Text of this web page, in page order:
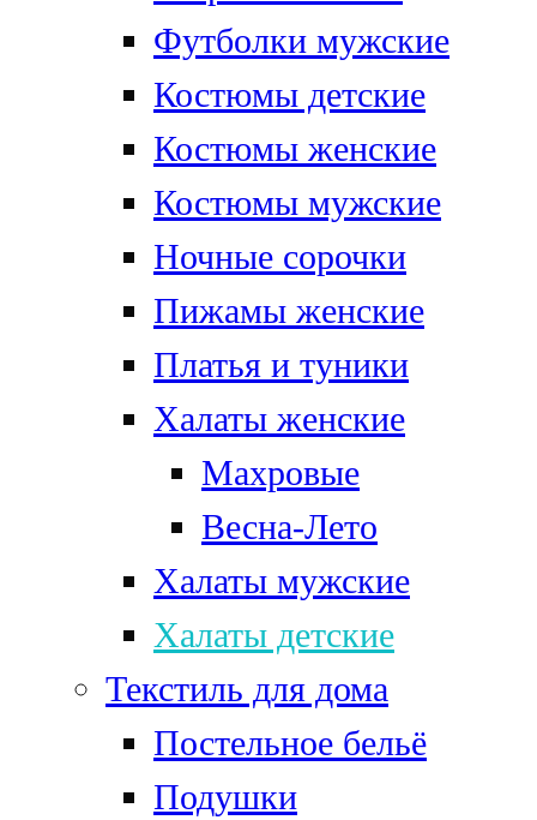
Футболки мужские
Костюмы детские
Костюмы женские
Костюмы мужские
Ночные сорочки
Пижамы женские
Платья и туники
Халаты женские
Махровые
Весна-Лето
Халаты мужские
Халаты детские
Текстиль для дома
Постельное бельё
Подушки